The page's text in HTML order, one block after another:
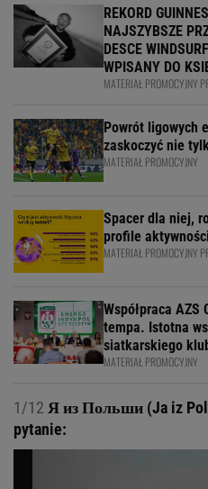
REKORD
NAJSZYBSZE
DESCE
WPISANY DO
MATERIAŁ PROMOCYJNY
Powrót ligowych
zaskoczyć nie
MATERIAŁ PROMOCYJNY
Spacer dla niej,
profile
MATERIAŁ PROMOCYJNY
Współpraca AZS
tempa. Istotna
siatkarskiego
MATERIAŁ PROMOCYJNY
1/12 Я из Польши (Ja iz
pytanie: